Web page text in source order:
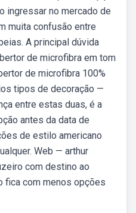
ingressar no mercado de
muita confusão entre
A principal dúvida
de microfibra em tom
de microfibra 100%
tipos de decoração —
entre estas duas, é a
antes da data de
de estilo americano
Web — arthur
com destino ao
fica com menos opções